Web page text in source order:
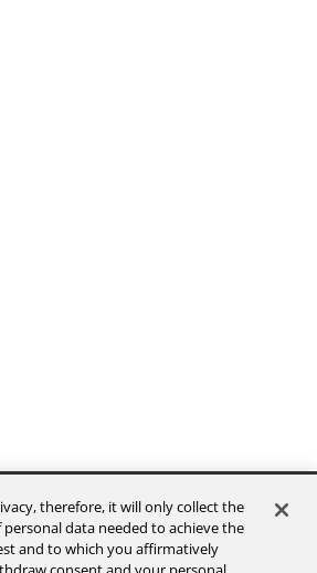
therefore, it will only collect the
data needed to achieve the
and to which you affirmatively